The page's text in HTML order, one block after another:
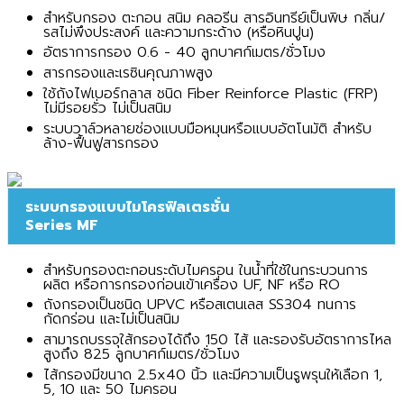
สำหรับกรอง ตะกอน สนิม คลอรีน สารอินทรีย์เป็นพิษ กลิ่น/
รสไม่พึงประสงค์ และความกระด้าง (หรือหินปูน)
อัตราการกรอง 0.6 - 40 ลูกบาศก์เมตร/ชั่วโมง
สารกรองและเรซินคุณภาพสูง
ใช้ถังไฟเบอร์กลาส ชนิด Fiber Reinforce Plastic (FRP)
ไม่มีรอยรั่ว ไม่เป็นสนิม
ระบบวาล์วหลายช่องแบบมือหมุนหรือแบบอัตโนมัติ สำหรับ
ล้าง-ฟื้นฟูสารกรอง
ระบบกรองแบบไมโครฟิลเตรชั่น
Series MF
สำหรับกรองตะกอนระดับไมครอน ในน้ำที่ใช้ในกระบวนการ
ผลิต หรือการกรองก่อนเข้าเครื่อง UF, NF หรือ RO
ถังกรองเป็นชนิด UPVC หรือสเตนเลส SS304 ทนการ
กัดกร่อน และไม่เป็นสนิม
สามารถบรรจุใส้กรองได้ถึง 150 ไส้ และรองรับอัตราการไหล
สูงถึง 825 ลูกบาศก์เมตร/ชั่วโมง
ไส้กรองมีขนาด 2.5x40 นิ้ว และมีความเป็นรูพรุนให้เลือก 1,
5, 10 และ 50 ไมครอน